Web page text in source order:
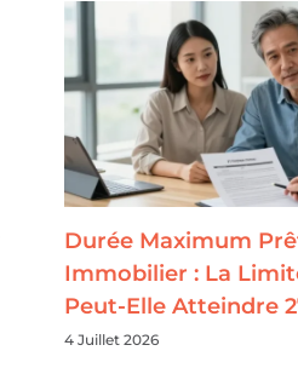
Durée Maximum
Immobilier : La
Peut-Elle Atteindre
4 Juillet 2026